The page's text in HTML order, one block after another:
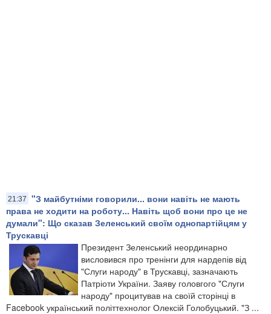
21:37
"З майбутніми говорили... вони навіть не мають
права не ходити на роботу... Навіть щоб вони про це не
думали": Що сказав Зеленський своїм однопартійцям у
Трускавці
Президент Зеленський неординарно
висловився про тренінги для нардепів від
"Слуги народу" в Трускавці, зазначають
Патріоти України. Заяву головгого "Слуги
народу" процитував на своїй сторінці в
Facebook український політтехнолог Олексій Голобуцький. "З ...